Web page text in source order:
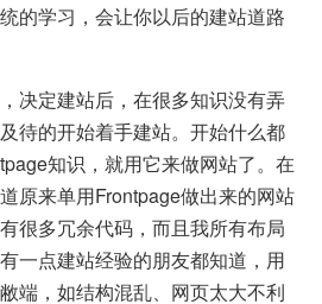
的学习，会让你以后的建站道路
决定建站后，在很多知识没有弄
待的开始着手建站。开始什么都
知识，就用它来做网站了。在
原来单用Frontpage做出来的网站
很多冗余代码，而且我所有布局
一点建站经验的朋友都知道，用
端，如结构混乱、网页太大不利